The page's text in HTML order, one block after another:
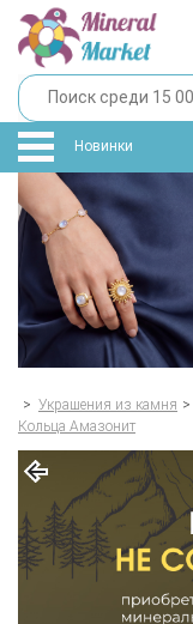
Новинки
> Украшения из камня >
Кольца Амазонит